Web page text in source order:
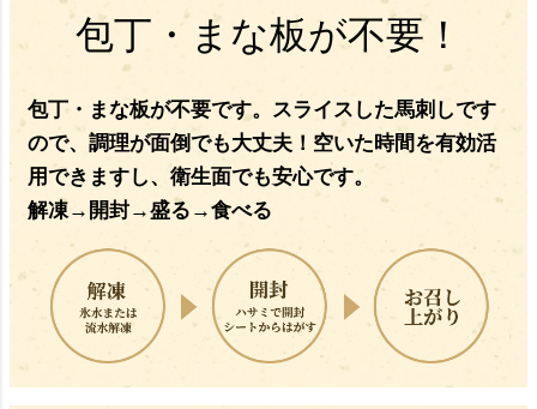
包丁・まな板が不要！
包丁・まな板が不要です。スライスした馬刺しです
ので、調理が面倒でも大丈夫！空いた時間を有効活
用できますし、衛生面でも安心です。
解凍→開封→盛る→食べる